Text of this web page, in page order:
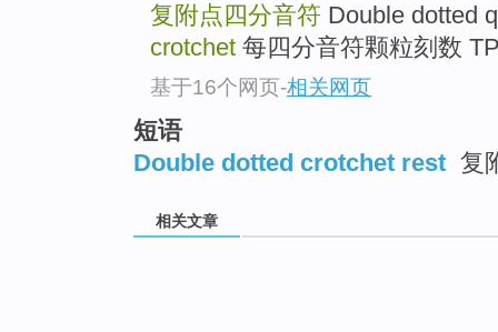
复附点四分音符 Double dotted
crotchet 每四分音符颗粒刻数
基于16个网页-相关网页
短语
Double dotted crotchet rest 复
相关文章